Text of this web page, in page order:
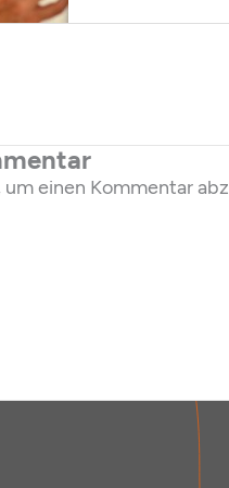
um einen Kommentar